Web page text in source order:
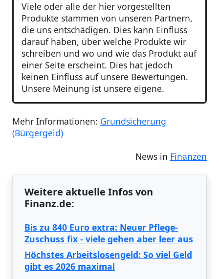
Viele oder alle der hier vorgestellten
Produkte stammen von unseren Partnern,
die uns entschädigen. Dies kann Einfluss
darauf haben, über welche Produkte wir
schreiben und wo und wie das Produkt auf
einer Seite erscheint. Dies hat jedoch
keinen Einfluss auf unsere Bewertungen.
Unsere Meinung ist unsere eigene.
Mehr Informationen: Grundsicherung
(Bürgergeld)
News in Finanzen
Weitere aktuelle Infos von
Finanz.de:
Bis zu 840 Euro extra: Neuer Pflege-
Zuschuss fix - viele gehen aber leer aus
Höchstes Arbeitslosengeld: So viel Geld
gibt es 2026 maximal